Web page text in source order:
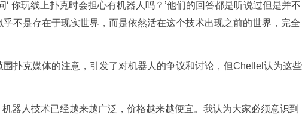
‘ 你玩线上扑克时会担心有机器人吗？’他们的回答都是听说过但是并不
不是存在于现实世界，而是依然活在这个技术出现之前的世界，完全
扑克媒体的注意，引发了对机器人的争议和讨论，但Chellel认为这些
器人技术已经越来越广泛，价格越来越便宜。我认为大家必须意识到